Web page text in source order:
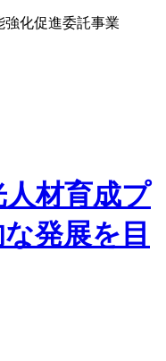
強化促進委託事業